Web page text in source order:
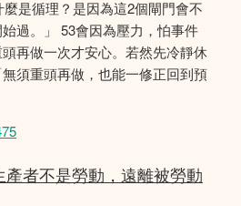
麼是循理？是因為這2個閘門會不
過。」 53會因為壓力，怕事件
再做一次才安心。若然先冷靜休
須重頭再做，也能一修正回到預
產者不是勞動，遠離被勞動